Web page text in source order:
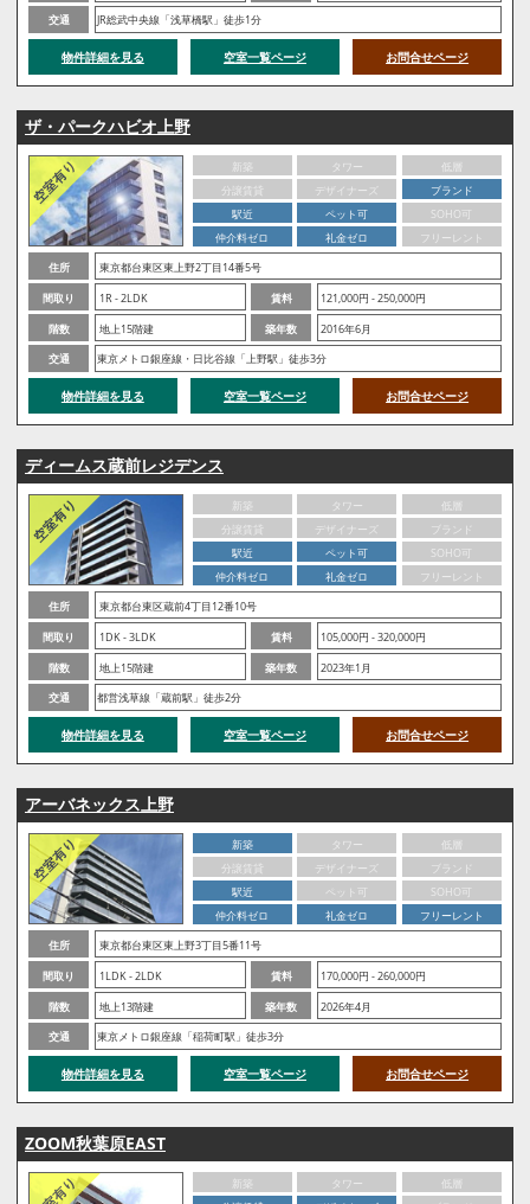
交通 JR総武中央線「浅草橋駅」徒歩1分
物件詳細を見る 空室一覧ページ お問合せページ
ザ・パークハビオ上野
新築 タワー
低層
分譲賃貸
デザイナーズ
ブランド
駅近
ペット可
SOHO可
仲介料ゼロ
礼金ゼロ
フリーレント
住所
東京都台東区東上野2丁目14番5号
間取り
1R - 2LDK 賃料
121,000円 - 250,000円
階数
地上15階建 築年数
2016年6月
交通
東京メトロ銀座線・日比谷線「上野駅」徒歩3分
物件詳細を見る 空室一覧ページ お問合せページ
ディームス蔵前レジデンス
新築 タワー
低層
分譲賃貸
デザイナーズ
ブランド
駅近
ペット可
SOHO可
仲介料ゼロ
礼金ゼロ
フリーレント
住所
東京都台東区蔵前4丁目12番10号
間取り
1DK - 3LDK 賃料
105,000円 - 320,000円
階数
地上15階建 築年数
2023年1月
交通
都営浅草線「蔵前駅」徒歩2分
物件詳細を見る 空室一覧ページ お問合せページ
アーバネックス上野
新築 タワー
低層
分譲賃貸
デザイナーズ
ブランド
駅近
ペット可
SOHO可
仲介料ゼロ
礼金ゼロ
フリーレント
住所
東京都台東区東上野3丁目5番11号
間取り
1LDK - 2LDK 賃料
170,000円 - 260,000円
階数
地上13階建 築年数
2026年4月
交通
東京メトロ銀座線「稲荷町駅」徒歩3分
物件詳細を見る 空室一覧ページ お問合せページ
ZOOM秋葉原EAST
新築 タワー
低層